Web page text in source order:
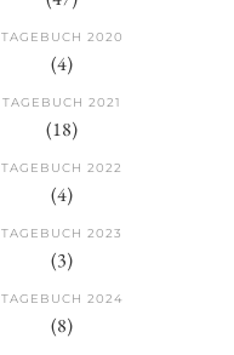
TAGEBUCH 2020
(4)
TAGEBUCH 2021
(18)
TAGEBUCH 2022
(4)
TAGEBUCH 2023
(3)
TAGEBUCH 2024
(8)